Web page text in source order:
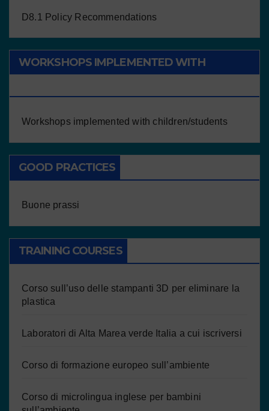
D8.1 Policy Recommendations
WORKSHOPS IMPLEMENTED WITH
Workshops implemented with children/students
GOOD PRACTICES
Buone prassi
TRAINING COURSES
Corso sull’uso delle stampanti 3D per eliminare la
plastica
Laboratori di Alta Marea verde Italia a cui iscriversi
Corso di formazione europeo sull’ambiente
Corso di microlingua inglese per bambini